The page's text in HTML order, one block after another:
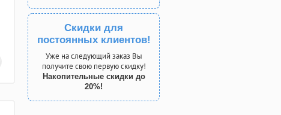
Скидки для
постоянных клиентов!
Уже на следующий заказ Вы
получите свою первую скидку!
Накопительные скидки до
20%!